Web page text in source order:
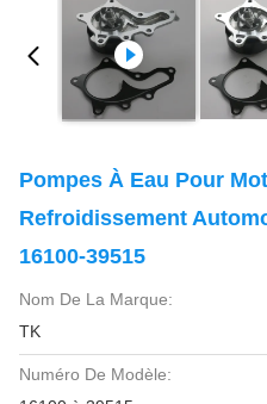
Pompes À Eau Pour
Refroidissement
16100-39515
Nom De La Marque:
TK
Numéro De Modèle: